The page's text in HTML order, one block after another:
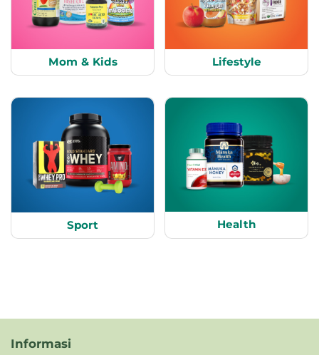
Mom & Kids Lifestyle
Sport Health
Informasi